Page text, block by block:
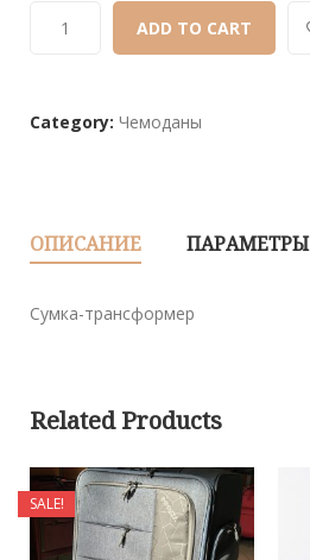
based
ratings
ADD TO CART
Category: Чемоданы
ОПИСАНИЕ ПАРАМЕТРЫ
Сумка-трансформер
Related Products
SALE!